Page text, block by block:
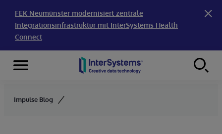
FEK Neumünster modernisiert zentrale
Integrationsinfrastruktur mit InterSystems Health
Connect
Skip to content
Menu
Impulse Blog